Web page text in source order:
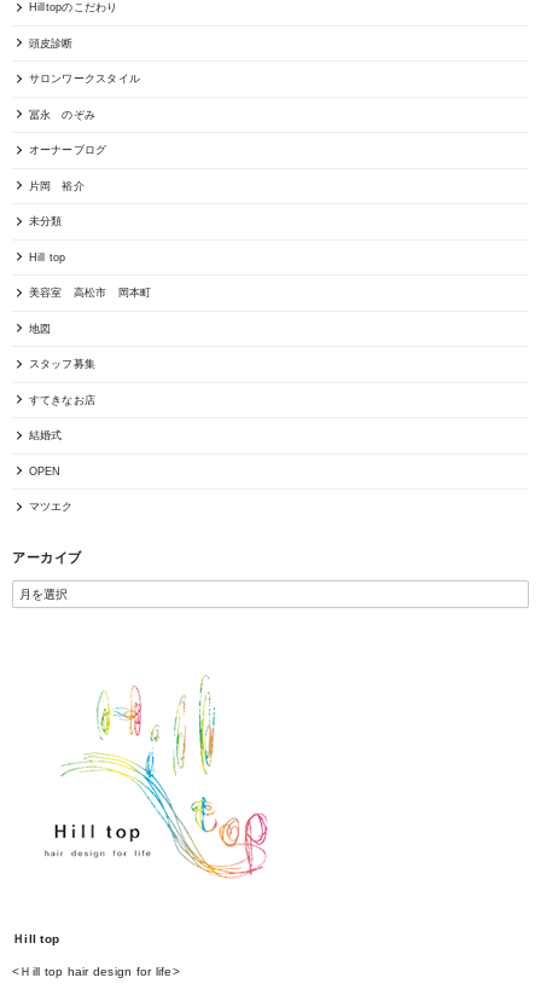
Hilltopのこだわり
頭皮診断
サロンワークスタイル
冨永 のぞみ
オーナーブログ
片岡 裕介
未分類
Hill top
美容室 高松市 岡本町
地図
スタッフ募集
すてきなお店
結婚式
OPEN
マツエク
アーカイブ
Ｈill top
<Ｈill top hair design for life>